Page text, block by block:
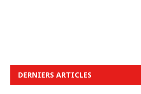
DERNIERS ARTICLES